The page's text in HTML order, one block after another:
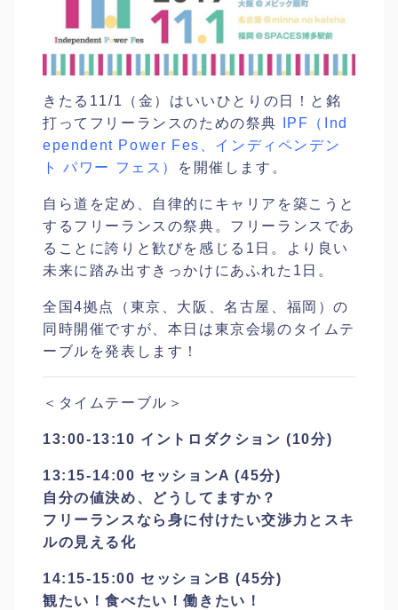
きたる11/1（金）はいいひとりの日！と銘
打ってフリーランスのための祭典
IPF（Ind
ependent Power Fes、インディペンデン
ト パワー フェス）
を開催します。
自ら道を定め、自律的にキャリアを築こうと
するフリーランスの祭典。フリーランスであ
ることに誇りと歓びを感じる1日。より良い
未来に踏み出すきっかけにあふれた1日。
全国4拠点（東京、大阪、名古屋、福岡）の
同時開催ですが、本日は東京会場のタイムテ
ーブルを発表します！
＜タイムテーブル＞
13:00-13:10 イントロダクション (10分)
13:15-14:00 セッションA (45分)
自分の値決め、どうしてますか？
フリーランスなら身に付けたい交渉力とスキ
ルの見える化
14:15-15:00 セッションB (45分)
観たい！食べたい！働きたい！